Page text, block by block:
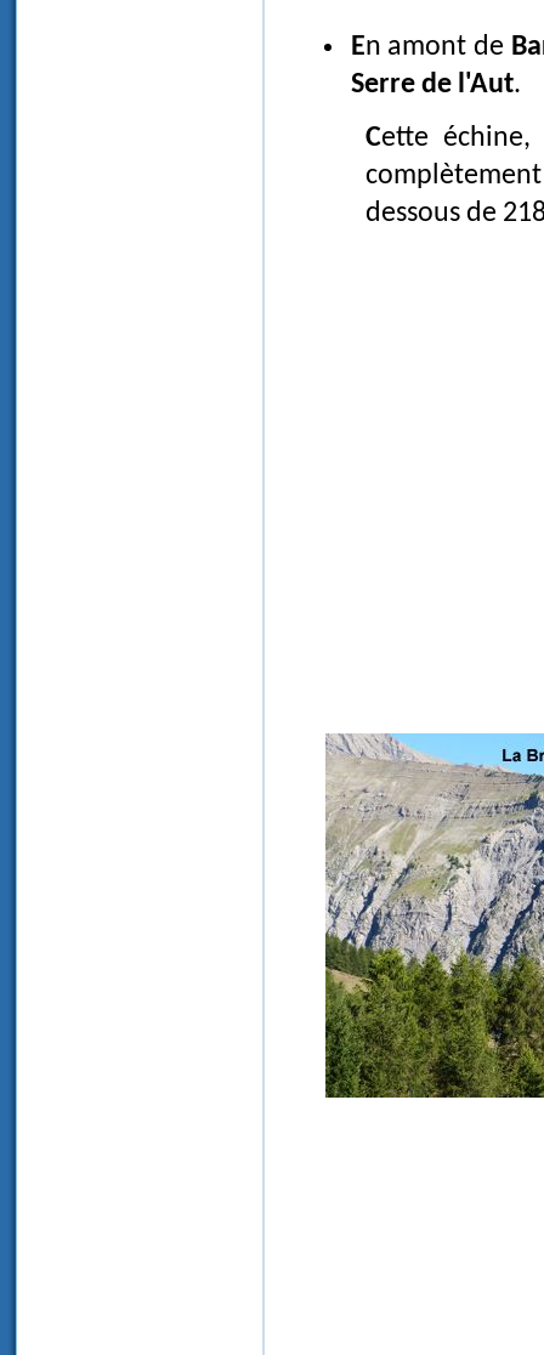
En amont de
Serre de l'Aut.
Cette échine, longue de plus de 1 km, barre à peu près
dessous de